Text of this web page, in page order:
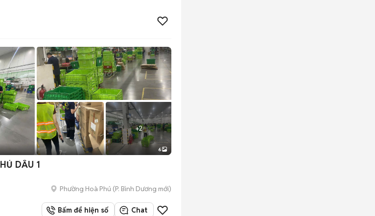
+2
6
DẦU 1
Phường Hoà Phú (P. Bình Dương mới)
Bấm để hiện số Chat